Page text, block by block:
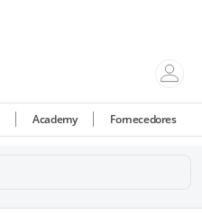
Academy Fornecedores